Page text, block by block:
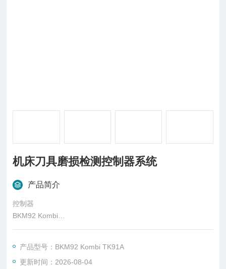
机床刀具磨损检测控制器系统
产品简介
控制器
BKM92 Kombi
Connections: Mini-USB接口，插拔式电源供给和探测头连接口
产品型号：BKM92 Kombi TK91A
更新时间：2026-08-04